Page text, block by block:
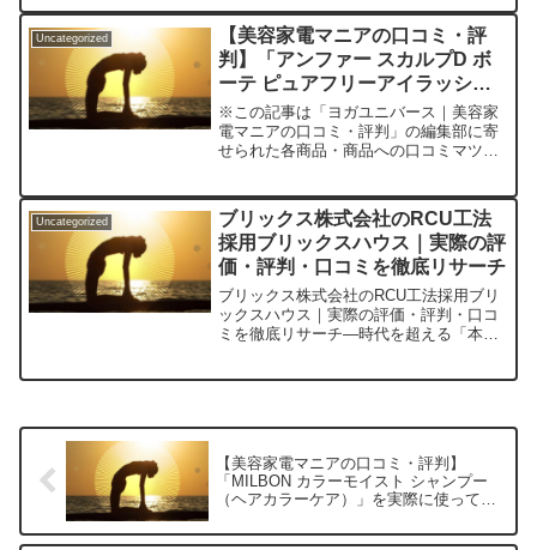
リングジェル」の実力と気になるリアル
な実体験肌のざらつき、化...
Uncategorized
【美容家電マニアの口コミ・評
判】「アンファー スカルプD ボ
ーテ ピュアフリーアイラッシュ
（まつげ美容液）」を実際に使っ
てみた正直感想
※この記事は「ヨガユニバース｜美容家
電マニアの口コミ・評判」の編集部に寄
せられた各商品・商品への口コミマツエ
ルプD ボーテ ピュアフリーアイラッシ
ュ」を選んだ理由「最...
Uncategorized
ブリックス株式会社のRCU工法
採用ブリックスハウス｜実際の評
価・評判・口コミを徹底リサーチ
ブリックス株式会社のRCU工法採用ブリ
ックスハウス｜実際の評価・評判・口コ
ミを徹底リサーチ―時代を超える「本物
【美容家電マニアの口コミ・評判】
「MILBON カラーモイスト シャンプー
（ヘアカラーケア）」を実際に使ってみ